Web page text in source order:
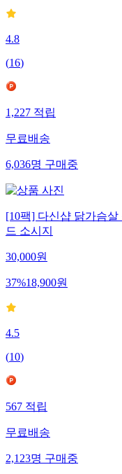
4.8
(16)
1,227적립
무료배송
6,036명구매중
[10팩] 다신샵 닭가슴
드 소시지
30,000원
37%18,900원
4.5
(10)
567적립
무료배송
2,123명구매중